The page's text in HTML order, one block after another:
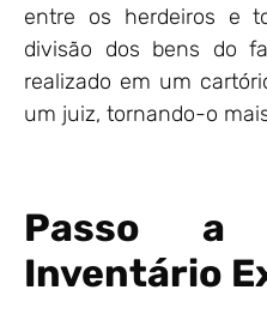
entre os herdeiros e
divisão dos bens do
realizado em um
um juiz, tornando-o
Passo a
Inventário